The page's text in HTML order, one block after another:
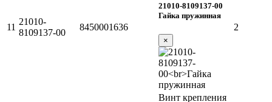
11
21010-
8109137-00
8450001636
21010-8109137-00
Гайка пружинная
×
2
Винт крепления